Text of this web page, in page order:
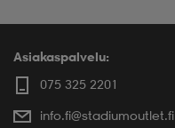
Asiakaspalvelu:
075 325 2201
info.fi@stadiumoutlet.fi